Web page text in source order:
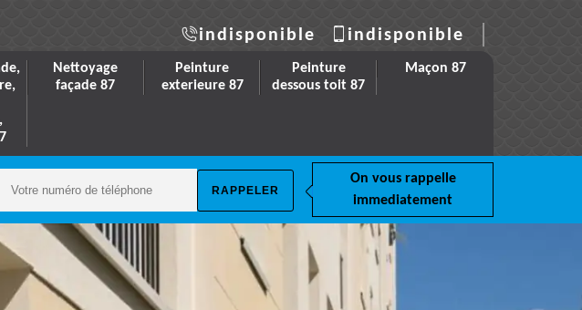
indisponible indisponible
Nettoyage
façade 87
Peinture
exterieure 87
Peinture
dessous toit 87
Maçon 87
On vous rappelle
immediatement